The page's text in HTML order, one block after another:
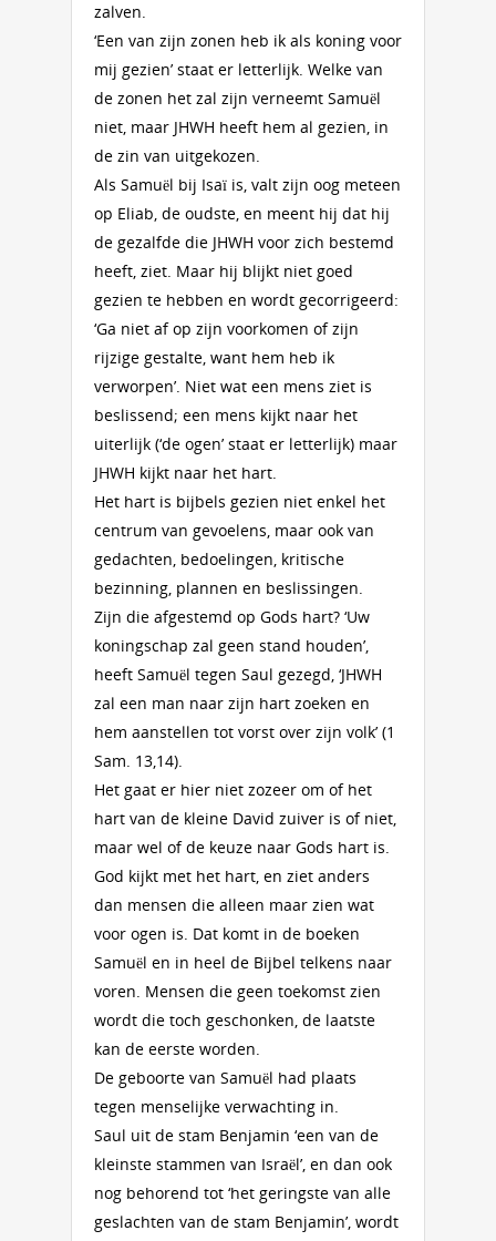
zalven.
‘Een van zijn zonen heb ik als koning voor
mij gezien’ staat er letterlijk. Welke van
de zonen het zal zijn verneemt Samuël
niet, maar JHWH heeft hem al gezien, in
de zin van uitgekozen.
Als Samuël bij Isaï is, valt zijn oog meteen
op Eliab, de oudste, en meent hij dat hij
de gezalfde die JHWH voor zich bestemd
heeft, ziet. Maar hij blijkt niet goed
gezien te hebben en wordt gecorrigeerd:
‘Ga niet af op zijn voorkomen of zijn
rijzige gestalte, want hem heb ik
verworpen’. Niet wat een mens ziet is
beslissend; een mens kijkt naar het
uiterlijk (‘de ogen’ staat er letterlijk) maar
JHWH kijkt naar het hart.
Het hart is bijbels gezien niet enkel het
centrum van gevoelens, maar ook van
gedachten, bedoelingen, kritische
bezinning, plannen en beslissingen.
Zijn die afgestemd op Gods hart? ‘Uw
koningschap zal geen stand houden’,
heeft Samuël tegen Saul gezegd, ‘JHWH
zal een man naar zijn hart zoeken en
hem aanstellen tot vorst over zijn volk’ (1
Sam. 13,14).
Het gaat er hier niet zozeer om of het
hart van de kleine David zuiver is of niet,
maar wel of de keuze naar Gods hart is.
God kijkt met het hart, en ziet anders
dan mensen die alleen maar zien wat
voor ogen is. Dat komt in de boeken
Samuël en in heel de Bijbel telkens naar
voren. Mensen die geen toekomst zien
wordt die toch geschonken, de laatste
kan de eerste worden.
De geboorte van Samuël had plaats
tegen menselijke verwachting in.
Saul uit de stam Benjamin ‘een van de
kleinste stammen van Israël’, en dan ook
nog behorend tot ‘het geringste van alle
geslachten van de stam Benjamin’, wordt